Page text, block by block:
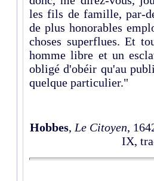
les fils de famille, par-
de plus honorables
choses superflues. Et
homme libre et un
obligé d'obéir qu'au
quelque particulier."
Hobbes, Le Citoyen,
IX,